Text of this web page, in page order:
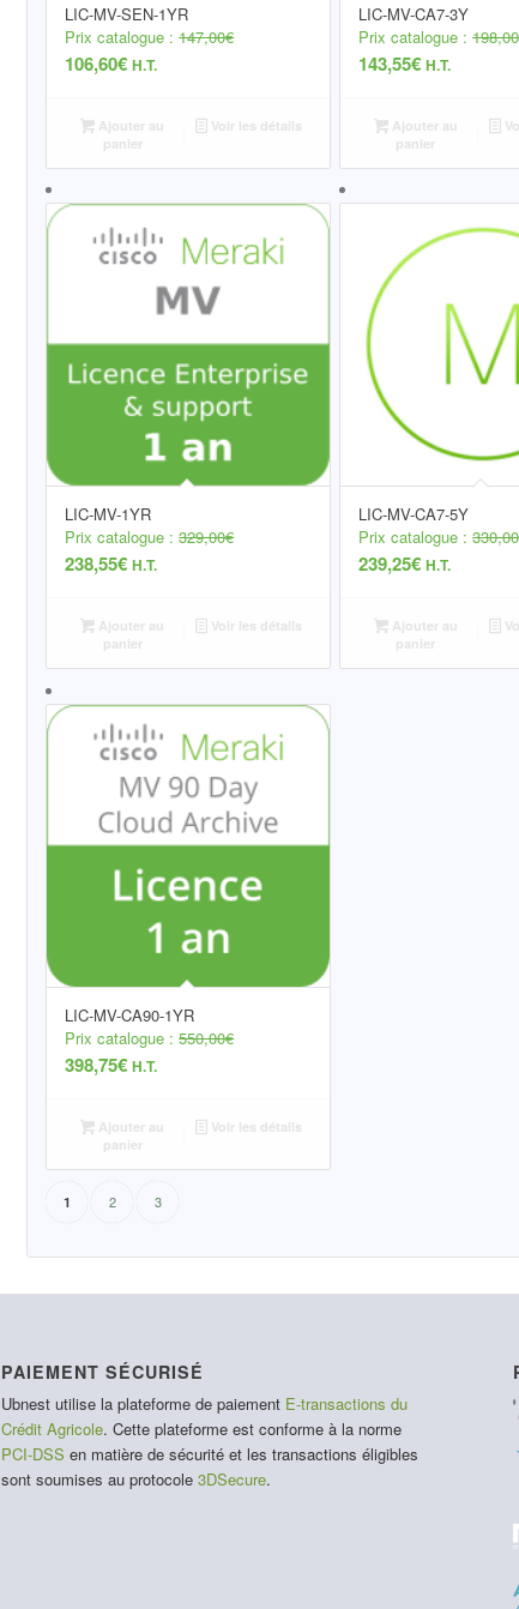
LIC-MV-SEN-1YR
Prix catalogue :147,00€
106,60€ H.T.
Ajouter au
panier
Voir les détails
LIC-MV-CA7-3Y
Prix catalogue :198,00
143,55€ H.T.
Ajouter au
panier
LIC-MV-1YR
Prix catalogue :329,00€
238,55€ H.T.
Ajouter au
panier
Voir les détails
LIC-MV-CA7-5Y
Prix catalogue :330,00
239,25€ H.T.
Ajouter au
panier
LIC-MV-CA90-1YR
Prix catalogue :550,00€
398,75€ H.T.
Ajouter au
panier
Voir les détails
1 2 3
PAIEMENT SÉCURISÉ
Ubnest utilise la plateforme de paiement E-transactions du
Crédit Agricole. Cette plateforme est conforme à la norme
PCI-DSS en matière de sécurité et les transactions éligibles
sont soumises au protocole 3DSecure.